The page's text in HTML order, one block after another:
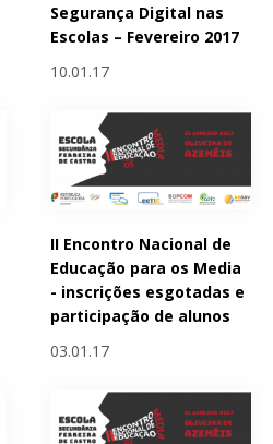
Segurança Digital nas
Escolas – Fevereiro 2017
10.01.17
II Encontro Nacional de
Educação para os Media
- inscrições esgotadas e
participação de alunos
03.01.17